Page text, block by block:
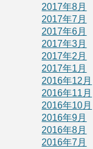
2017年8月
2017年7月
2017年6月
2017年3月
2017年2月
2017年1月
2016年12月
2016年11月
2016年10月
2016年9月
2016年8月
2016年7月